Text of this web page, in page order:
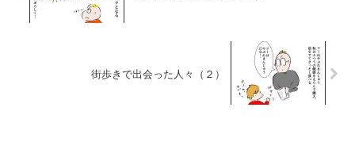
街歩きで出会った人々（２）